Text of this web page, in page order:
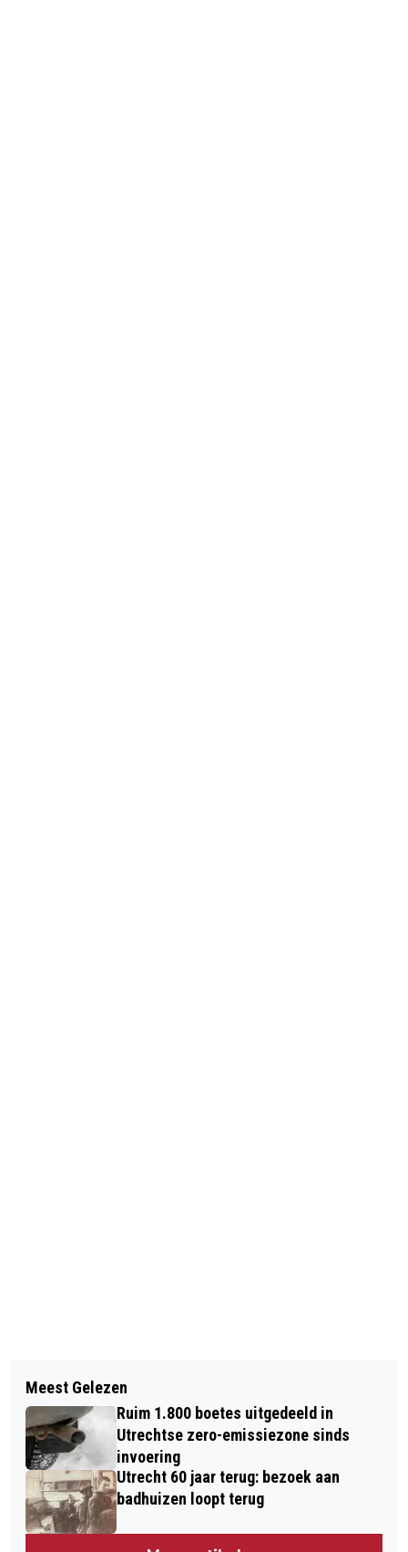
TOM DRIESEN WINT NK POETRY SLAM
2022
DEELVERVOER MOET
VANZELFSPREKENDER WORDEN DAN
EIGEN AUTO
Meest Gelezen
Ruim 1.800 boetes uitgedeeld in
Utrechtse zero-emissiezone sinds
invoering
Utrecht 60 jaar terug: bezoek aan
badhuizen loopt terug